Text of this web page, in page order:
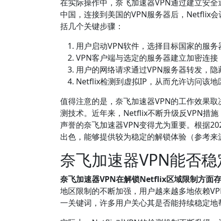
在实际操作中，奈飞加速器VPN通过建立安
中国，连接到美国的VPN服务器后，Netflix
括几个关键步骤：
用户启动VPN软件，选择目标国家的服务
VPN客户端与选定的服务器建立加密连
用户的网络请求通过VPN服务器转发，
Netflix检测到虚拟IP，从而允许访问该地
值得注意的是，奈飞加速器VPN的工作效果
测技术。近年来，Netflix不断升级反VPN措
声誉的奈飞加速器VPN变得尤为重要。根据
出色，能够提供较为稳定的解锁体验（参考
奈飞加速器VPN能否
奈飞加速器VPN在解锁Netflix区域限制方面
地区限制的不断加强，用户越来越多地依赖
一关键词，许多用户关心其是否能持续稳定